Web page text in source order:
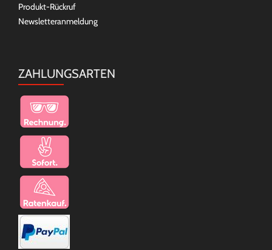
Produkt-Rückruf
Newsletteranmeldung
ZAHLUNGSARTEN